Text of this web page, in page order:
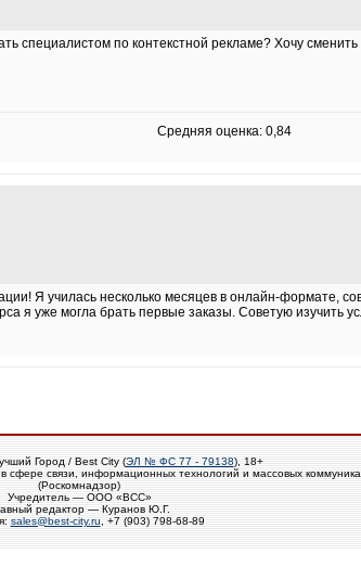
специалистом по контекстной рекламе? Хочу
Средняя оценка: 0,84
Я училась несколько месяцев в онлайн-
я уже могла брать первые заказы. Советую изучить
Город / Best City (ЭЛ № ФС 77 - 79138), 18+
связи, информационных технологий и массовых
(Роскомнадзор)
Учредитель — ООО «ВСС»
редактор — Куранов Ю.Г.
sales@best-city.ru , +7 (903) 798-68-89